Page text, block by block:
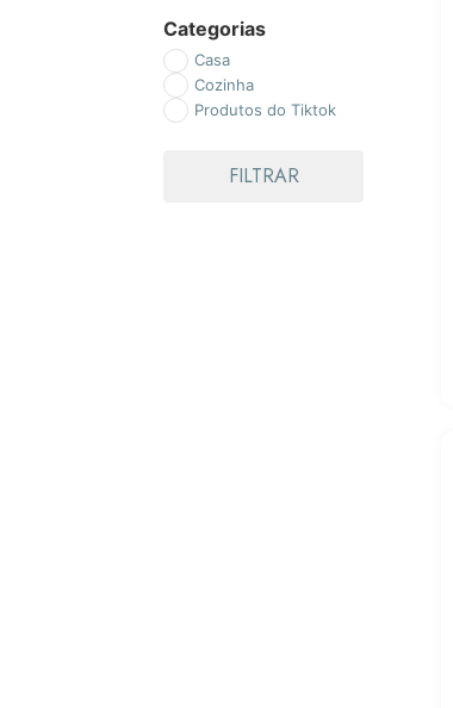
Categorias
Casa
Cozinha
Produtos do Tiktok
FILTRAR